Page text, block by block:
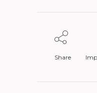
Share